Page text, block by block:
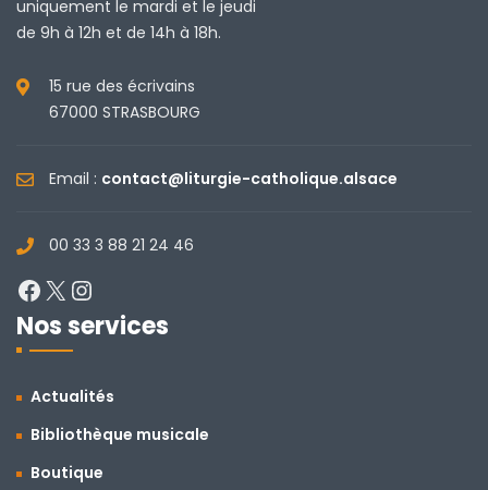
uniquement le mardi et le jeudi
de 9h à 12h et de 14h à 18h.
15 rue des écrivains
67000 STRASBOURG
Email : contact@liturgie-catholique.alsace
00 33 3 88 21 24 46
Facebook
X
Nos services
Actualités
Bibliothèque musicale
Boutique